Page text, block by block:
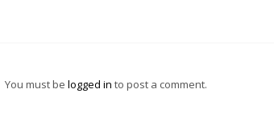
You must be logged in to post a comment.